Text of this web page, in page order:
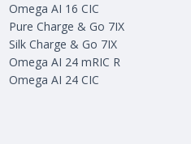
Omega AI 16 CIC
Pure Charge & Go 7IX
Silk Charge & Go 7IX
Omega AI 24 mRIC R
Omega AI 24 CIC